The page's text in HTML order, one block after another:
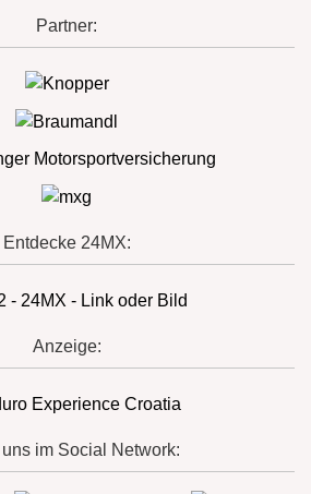
Partner:
Entdecke 24MX:
Anzeige:
im Social Network: